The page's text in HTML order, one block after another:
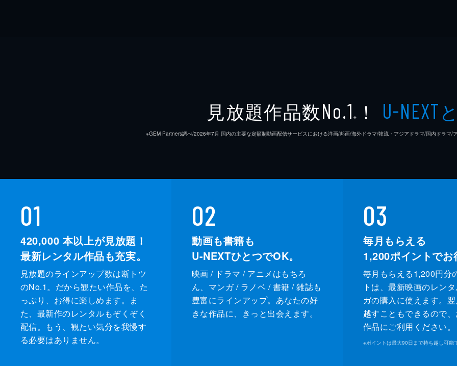
見放題作品数No.1 ※ ！ U-NEXT
※GEM Partners調べ/2026年7⽉ 国内の主要な定額制動画配信サービスにおける洋画/邦画/海外ドラマ/韓流・アジアドラマ/国内ドラマ/
01
420,000 本以上が見放題！
最新レンタル作品も充実。
見放題のラインアップ数は断トツ
のNo.1。だから観たい作品を、た
っぷり、お得に楽しめます。ま
た、最新作のレンタルもぞくぞく
配信。もう、観たい気分を我慢す
る必要はありません。
02
動画も書籍も
U-NEXTひとつでOK。
映画 / ドラマ / アニメはもちろ
ん、マンガ / ラノベ / 書籍 / 雑誌も
豊富にラインアップ。あなたの好
きな作品に、きっと出会えます。
03
毎月もらえる
1,200ポイントでお
毎月もらえる1,200円分
トは、最新映画のレン
ガの購入に使えます。
越すこともできるので
作品にご利用ください。
※ポイントは最大90日まで持ち越し可能